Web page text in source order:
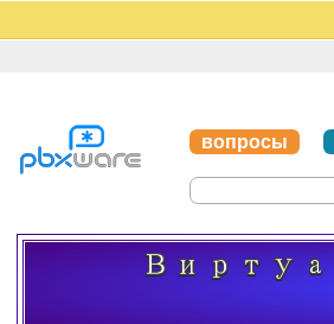
вопросы